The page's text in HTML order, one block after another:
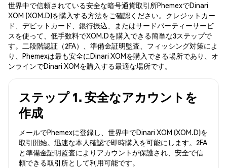
世界中で信頼されている安全な暗号通貨取引所PhemexでDinari
XOM (XOM.D)を購入する方法をご確認ください。クレジットカー
ド、デビットカード、銀行振込、またはサードパーティーサービ
スを使って、低手数料でXOM.Dを購入できる簡単な3ステップで
す。二段階認証（2FA）、準備金証明監査、フィッシング対策によ
り、Phemexは最も安全にDinari XOMを購入できる場所であり、オ
ンラインでDinari XOMを購入する最適な場所です。
ステップ 1. 安全なアカウントを
作成
メールでPhemexに登録し、世界中でDinari XOM (XOM.D)を
取引開始。迅速な本人確認で即時購入を可能にします。2FA
と準備金証明監査によりアカウントが保護され、安全で信
頼できる取引所として利用可能です。